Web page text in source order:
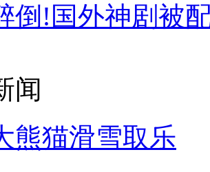
倒!国外神剧被
闻
熊猫滑雪取乐